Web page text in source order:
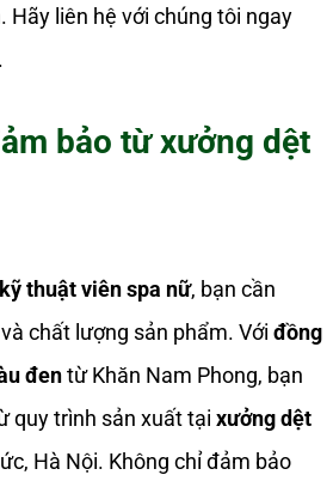
Hãy liên hệ với chúng tôi ngay
bảo từ xưởng dệt
thuật viên spa nữ, bạn cần
chất lượng sản phẩm. Với đồng
đentừ Khăn Nam Phong, bạn
quy trình sản xuất tại xưởng dệt
Hà Nội. Không chỉ đảm bảo